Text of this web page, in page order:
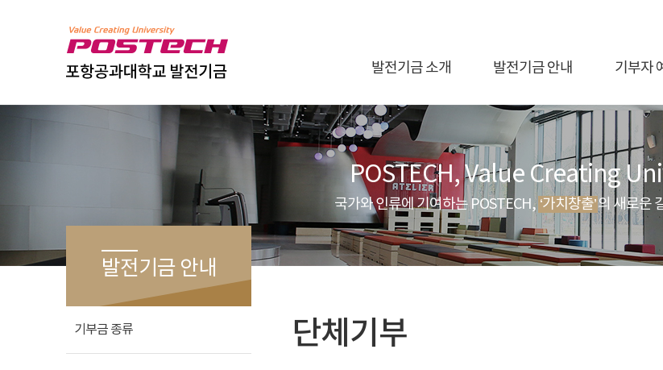
발전기금 소개 발전기금 안내 기부자
POSTECH, Value Creating
국가와 인류에 기여하는 POSTECH, ‘가치창출’의 새로운
발전기금 안내
기부금 종류 단체기부